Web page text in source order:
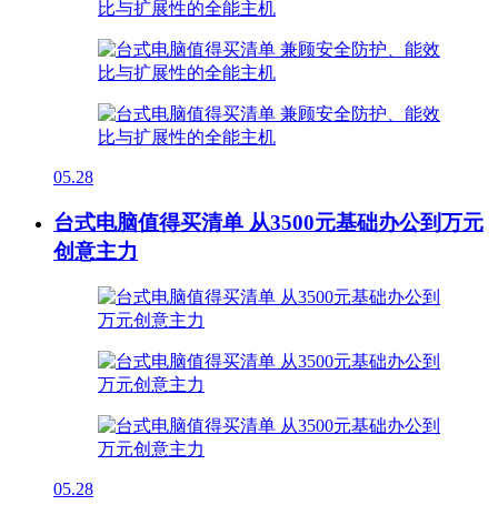
05.28
台式电脑值得买清单 从3500元基础办公到万元
创意主力
05.28